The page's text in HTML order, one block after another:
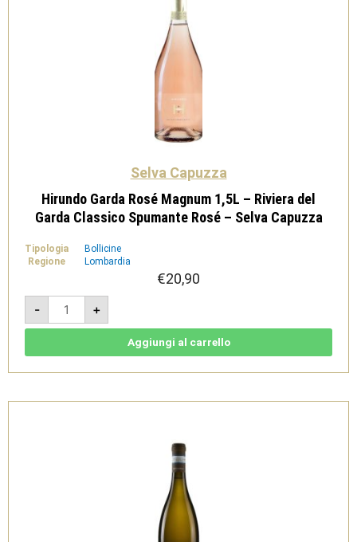
Selva Capuzza
Hirundo Garda Rosé Magnum 1,5L – Riviera del
Garda Classico Spumante Rosé – Selva Capuzza
Tipologia
Bollicine
Regione
Lombardia
€20,90
-
Hirundo
Garda
Rosé
Magnum
del
Spumante
+
Aggiungi al carrello